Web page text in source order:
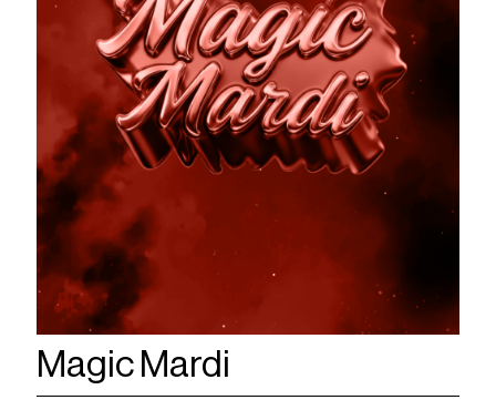
Magic Mardi